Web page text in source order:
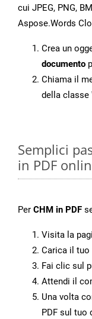
cui JPEG, PNG,
Aspose.Words
Crea un
documento
Chiama il
della classe
Semplici
in PDF
Per CHM in PDF
Visita la
Carica il
Fai clic sul
Attendi il
Una volta
PDF sul tuo